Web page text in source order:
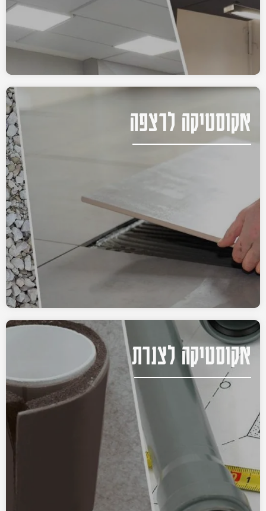
אקוסטיקה לרצפה
אקוסטיקה לצנרת